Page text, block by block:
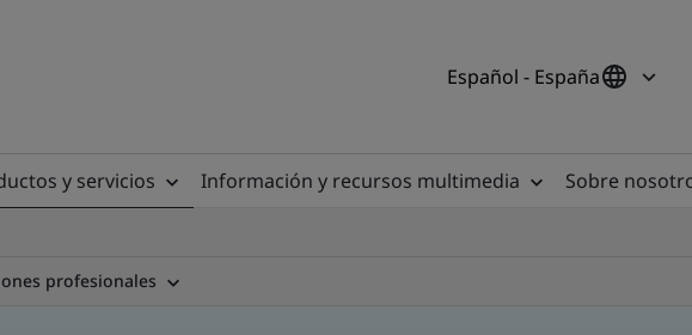
Español - España
y servicios Información y recursos multimedia
Sobre
profesionales